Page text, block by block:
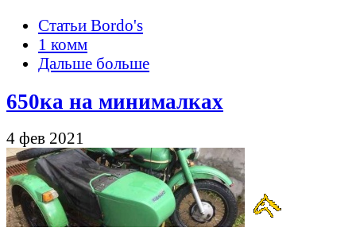
Статьи Bordo's
1 комм
Дальше больше
650ка на минималках
4 фев 2021